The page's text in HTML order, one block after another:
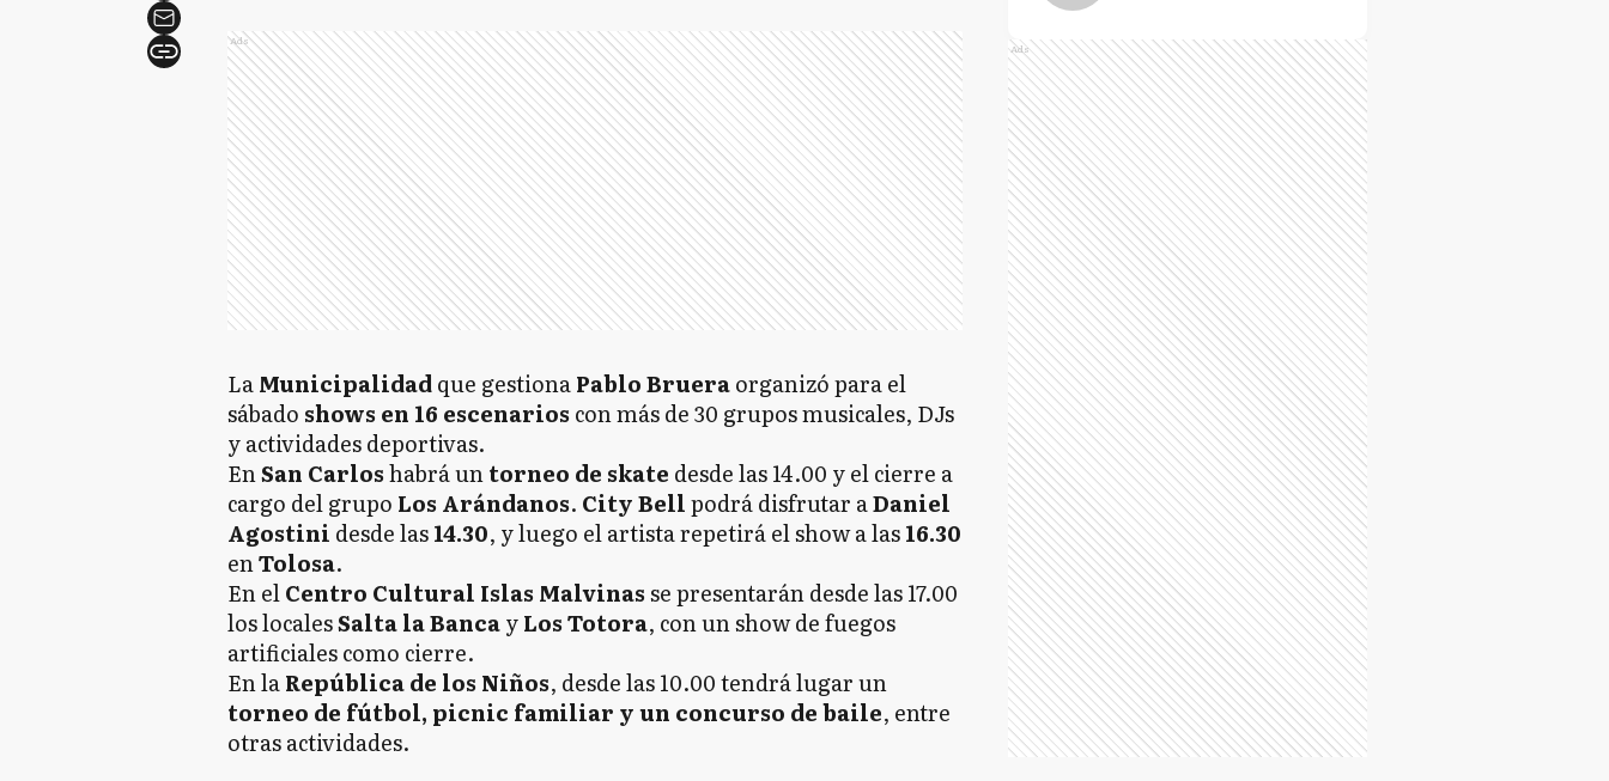
Ads
LaMunicipalidadque gestionaPablo Brueraorganizó para el
sábado shows en 16 escenarios con más de 30 grupos musicales, DJs
y actividades deportivas.
EnSan Carloshabrá untorneo de skate desde las 14.00 y el cierre a
cargo del grupo Los Arándanos. City Bellpodrá disfrutar aDaniel
Agostini desde las14.30, y luego el artista repetirá el show a las16.30
enTolosa.
En elCentro Cultural Islas Malvinasse presentarán desde las 17.00
los localesSalta la BancayLos Totora, con un show de fuegos
artificiales como cierre.
En laRepública de los Niños, desde las 10.00 tendrá lugar un
torneo de fútbol, picnic familiar y un concurso de baile, entre
otras actividades.
Ads